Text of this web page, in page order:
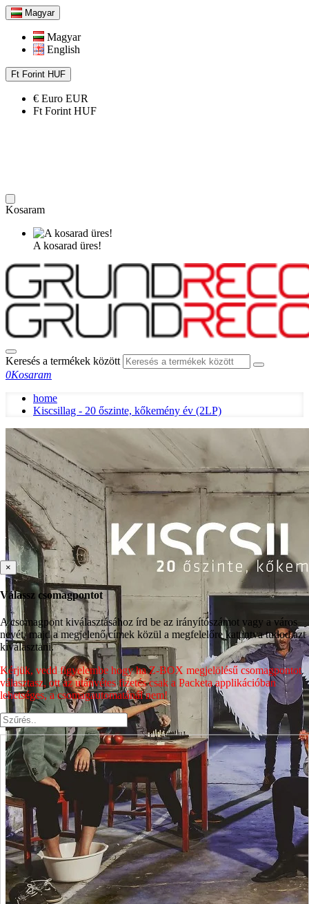
Magyar
Magyar
English
Ft Forint HUF
€ Euro EUR
Ft Forint HUF
Kosaram
A kosarad üres!
Keresés a termékek között
0Kosaram
home
Kiscsillag - 20 őszinte, kőkemény év (2LP)
×
Válassz csomagpontot
A csomagpont kiválasztásához írd be az irányítószámot vagy a város
nevét, majd a megjelenő címek közül a megfelelőre kattintva tudod azt
kiválasztani.
Kérjük, vedd figyelembe hogy ha Z-BOX megjelölésű csomagpontot
választasz, ott az utánvétes fizetés csak a Packeta applikációban
lehetséges, a csomagautomatánál nem!